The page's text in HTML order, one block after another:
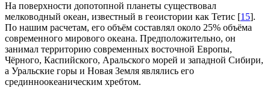
На поверхности допотопной планеты существовал
мелководный океан, известный в геоистории как Тетис [15].
По нашим расчетам, его объём составлял около 25% объёма
современного мирового океана. Предположительно, он
занимал территорию современных восточной Европы,
Чёрного, Каспийского, Аральского морей и западной Сибири,
а Уральские горы и Новая Земля являлись его
срединноокеаническим хребтом.